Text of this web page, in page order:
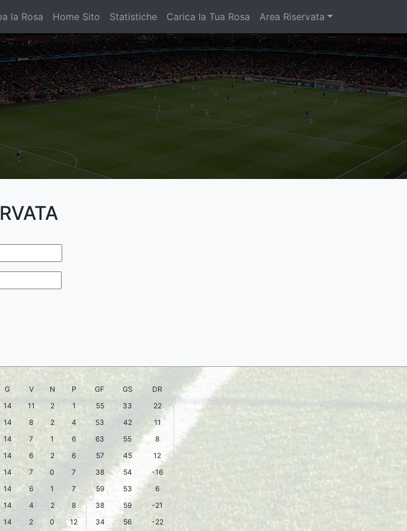
la Rosa Home Sito Statistiche Carica la Tua Rosa Area Riservata
G V N P GF GS
DR
14 11 2 1 55 33
22
14 8 2 4 53 42
11
14 7 1 6 63 55
8
14 6 2 6 57 45
12
14 7 0 7 38 54
-16
14 6 1 7 59 53
6
14 4 2 8 38 59
-21
14 2 0 12 34 56 -22